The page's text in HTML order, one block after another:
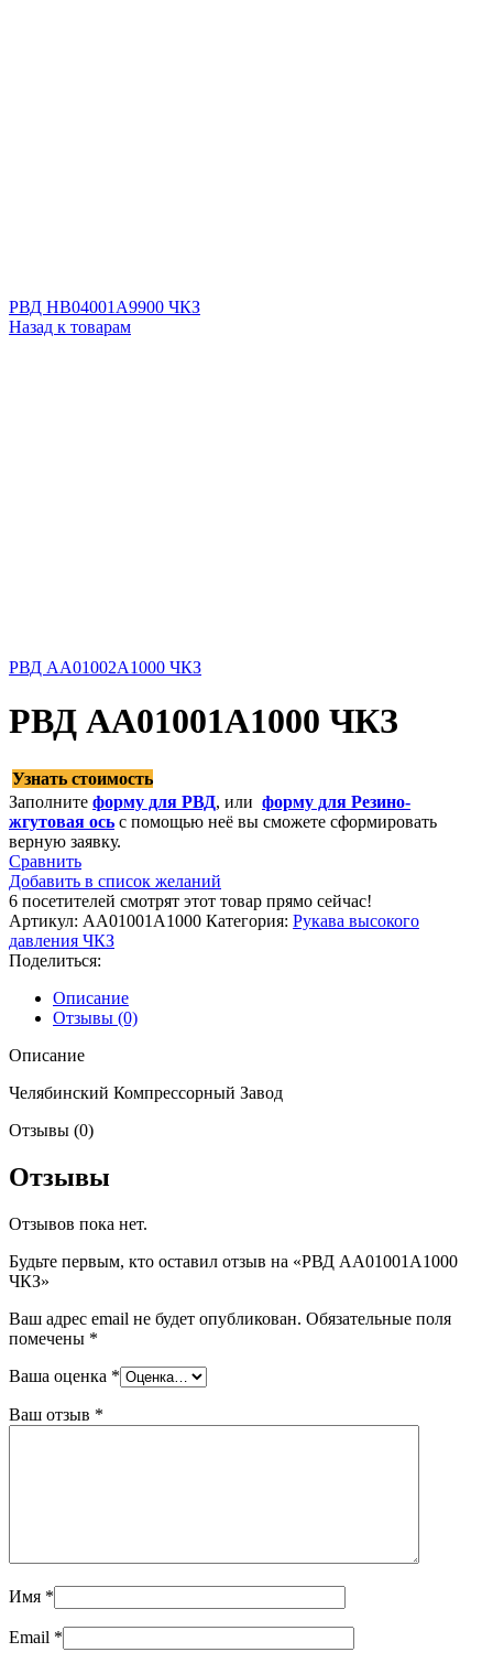
РВД HB04001A9900 ЧКЗ
Назад к товарам
РВД AA01002A1000 ЧКЗ
РВД AA01001A1000 ЧКЗ
Узнать стоимость
Заполните форму для РВД, или форму для Резино-
жгутовая ось с помощью неё вы сможете сформировать
верную заявку.
Сравнить
Добавить в список желаний
6 посетителей смотрят этот товар прямо сейчас!
Артикул: AA01001A1000 Категория: Рукава высокого
давления ЧКЗ
Поделиться:
Описание
Отзывы (0)
Описание
Челябинский Компрессорный Завод
Отзывы (0)
Отзывы
Отзывов пока нет.
Будьте первым, кто оставил отзыв на «РВД AA01001A1000
ЧКЗ»
Ваш адрес email не будет опубликован. Обязательные поля
помечены *
Ваша оценка *
Ваш отзыв *
Имя *
Email *